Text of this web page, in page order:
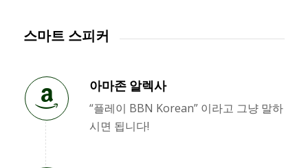
스마트 스피커
아마존 알렉사
“플레이 BBN Korean” 이라고 그냥 말하
시면 됩니다!